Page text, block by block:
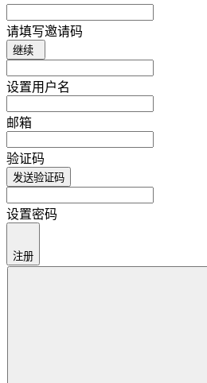
请填写邀请码
继续
设置用户名
邮箱
验证码
发送验证码
设置密码
注册